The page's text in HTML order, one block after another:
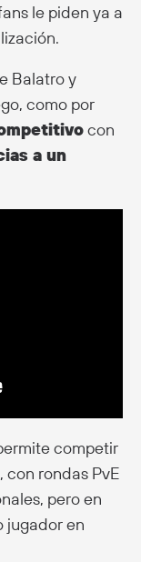
le piden ya a
Balatro y
como por
con
a un
competir
con rondas PvE
pero en
jugador en